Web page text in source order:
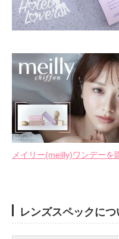
メイリー(meilly)ワンデーを
レンズスペックにつ